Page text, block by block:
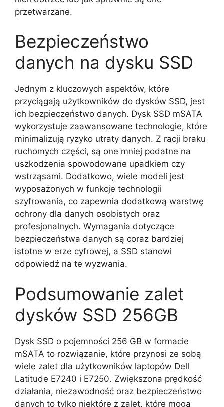
przetwarzane.
Bezpieczeństwo
danych na dysku SSD
Jednym z kluczowych aspektów, które
przyciągają użytkowników do dysków SSD, jest
ich bezpieczeństwo danych. Dysk SSD mSATA
wykorzystuje zaawansowane technologie, które
minimalizują ryzyko utraty danych. Z racji braku
ruchomych części, są one mniej podatne na
uszkodzenia spowodowane upadkiem czy
wstrząsami. Dodatkowo, wiele modeli jest
wyposażonych w funkcje technologii
szyfrowania, co zapewnia dodatkową warstwę
ochrony dla danych osobistych oraz
profesjonalnych. Wymagania dotyczące
bezpieczeństwa danych są coraz bardziej
istotne w erze cyfrowej, a SSD stanowi
odpowiedź na te wyzwania.
Podsumowanie zalet
dysków SSD 256GB
Dysk SSD o pojemności 256 GB w formacie
mSATA to rozwiązanie, które przynosi ze sobą
wiele zalet dla użytkowników laptopów Dell
Latitude E7240 i E7250. Zwiększona prędkość
działania, niezawodność oraz bezpieczeństwo
danych to tylko niektóre z zalet, które mogą